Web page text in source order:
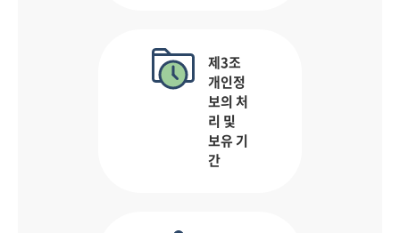
제3조
개인정
보의 처
리 및
보유 기
간